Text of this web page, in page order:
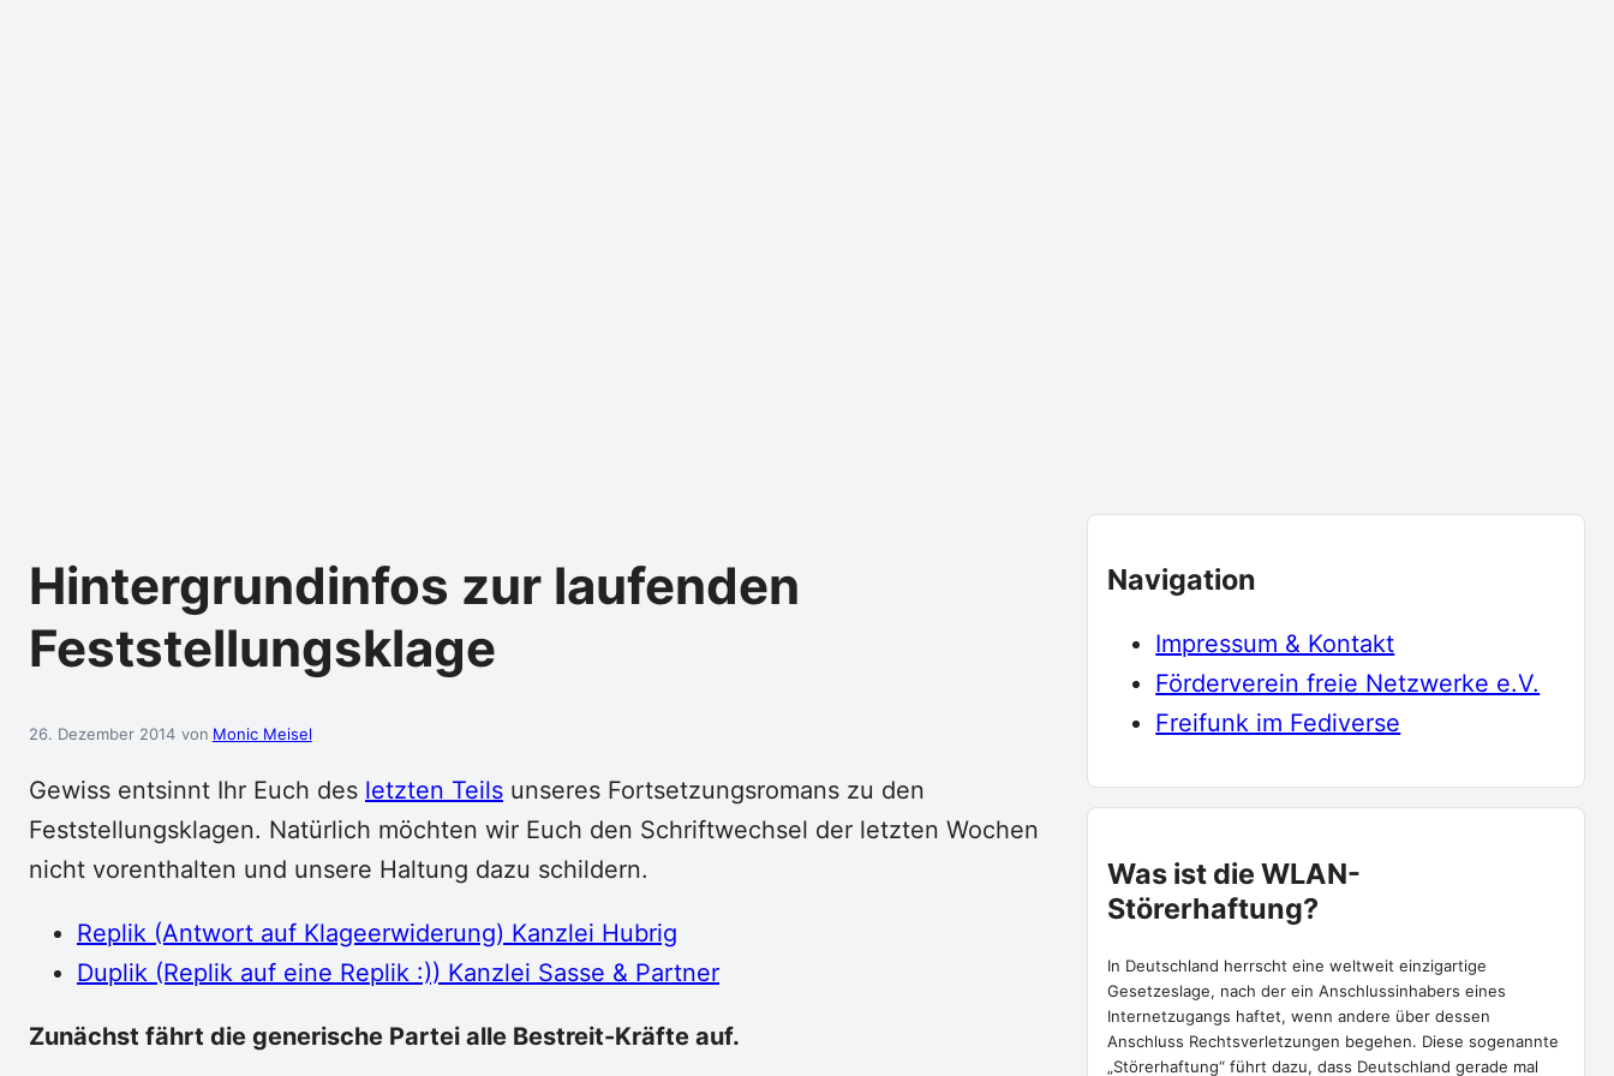
Hintergrundinfos zur laufenden
Feststellungsklage
26. Dezember 2014 Monic Meisel
Gewiss entsinnt Ihr Euch des letzten Teils unseres Fortsetzungsromans zu den
Feststellungsklagen. Natürlich möchten wir Euch den Schriftwechsel der letzten Wochen
nicht vorenthalten und unsere Haltung dazu schildern.
Replik (Antwort auf Klageerwiderung) Kanzlei Hubrig
Duplik (Replik auf eine Replik :)) Kanzlei Sasse & Partner
Zunächst fährt die generische Partei alle Bestreit-Kräfte auf.
Navigation
Impressum & Kontakt
Förderverein freie Netzwerke e.V.
Freifunk im Fediverse
Was ist die WLAN-
Störerhaftung?
In Deutschland herrscht eine weltweit einzigartige
Gesetzeslage, nach der ein Anschlussinhabers eines
Internetzugangs haftet, wenn andere über dessen
Anschluss Rechtsverletzungen begehen. Diese sogenannte
„Störerhaftung“ führt dazu, dass Deutschland gerade mal